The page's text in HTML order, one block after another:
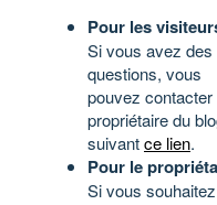
Pour les
Si vous avez des
questions, vous
pouvez contacter
propriétaire du
suivantce lien.
Pour le
Si vous souhaitez